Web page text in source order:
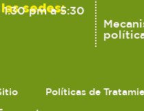
sedes:
1:30 pm a 5:30
Políticas de